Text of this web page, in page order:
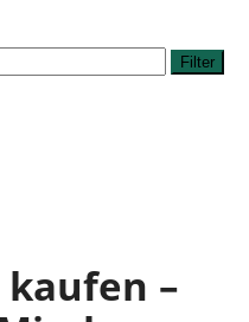
Filter
–